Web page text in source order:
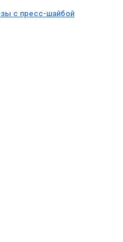
с пресс-шайбой